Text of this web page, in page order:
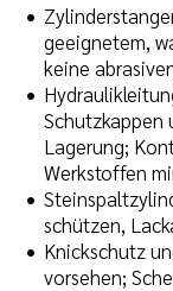
geeignetem,
keine
Schutzkappen
Lagerung;
Werkstoffen
schützen,
Knickschutz
vorsehen;